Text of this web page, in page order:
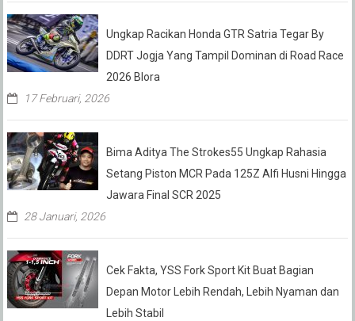
Ungkap Racikan Honda GTR Satria Tegar By
DDRT Jogja Yang Tampil Dominan di Road Race
2026 Blora
17 Februari, 2026
Bima Aditya The Strokes55 Ungkap Rahasia
Setang Piston MCR Pada 125Z Alfi Husni Hingga
Jawara Final SCR 2025
28 Januari, 2026
Cek Fakta, YSS Fork Sport Kit Buat Bagian
Depan Motor Lebih Rendah, Lebih Nyaman dan
Lebih Stabil